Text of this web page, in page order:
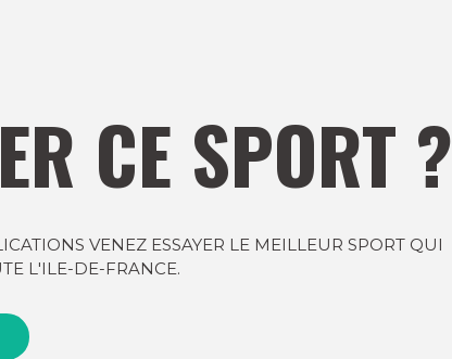
CE SPORT ?
VENEZ ESSAYER LE MEILLEUR SPORT QUI
L'ILE-DE-FRANCE.